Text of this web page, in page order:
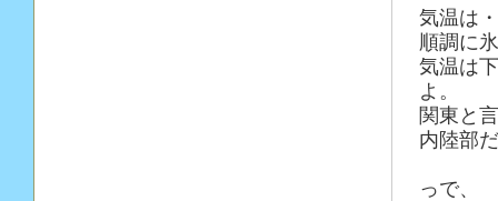
気温は
順調に
気温は
よ。
関東と
内陸部
っで、